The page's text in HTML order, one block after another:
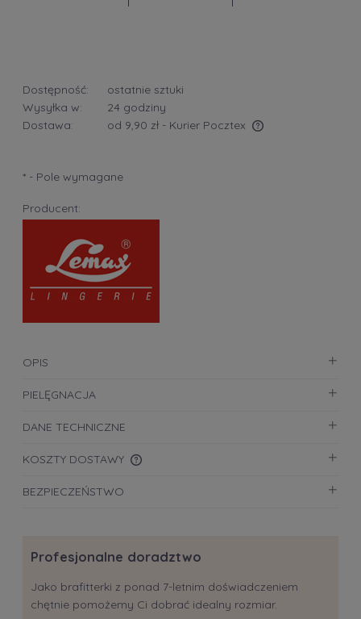
Dostępność:
ostatnie sztuki
Wysyłka w:
24 godziny
Dostawa:
od 9,90 zł - Kurier Pocztex
* - Pole wymagane
Producent:
OPIS
PIELĘGNACJA
DANE TECHNICZNE
KOSZTY DOSTAWY
PŁATNOŚCI
BEZPIECZEŃSTWO
Profesjonalne doradztwo
Jako brafitterki z ponad 7-letnim doświadczeniem
chętnie pomożemy Ci dobrać idealny rozmiar.